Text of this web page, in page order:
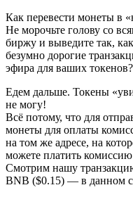
Как перевести монеты в
Не морочьте голову со
биржу и выведите так,
безумно дорогие
эфира для ваших
Едем дальше. Токены
не могу!
Всё потому, что для
монеты для оплаты
на том же адресе, на
можете платить
Смотрим нашу
BNB ($0.15) — в данном